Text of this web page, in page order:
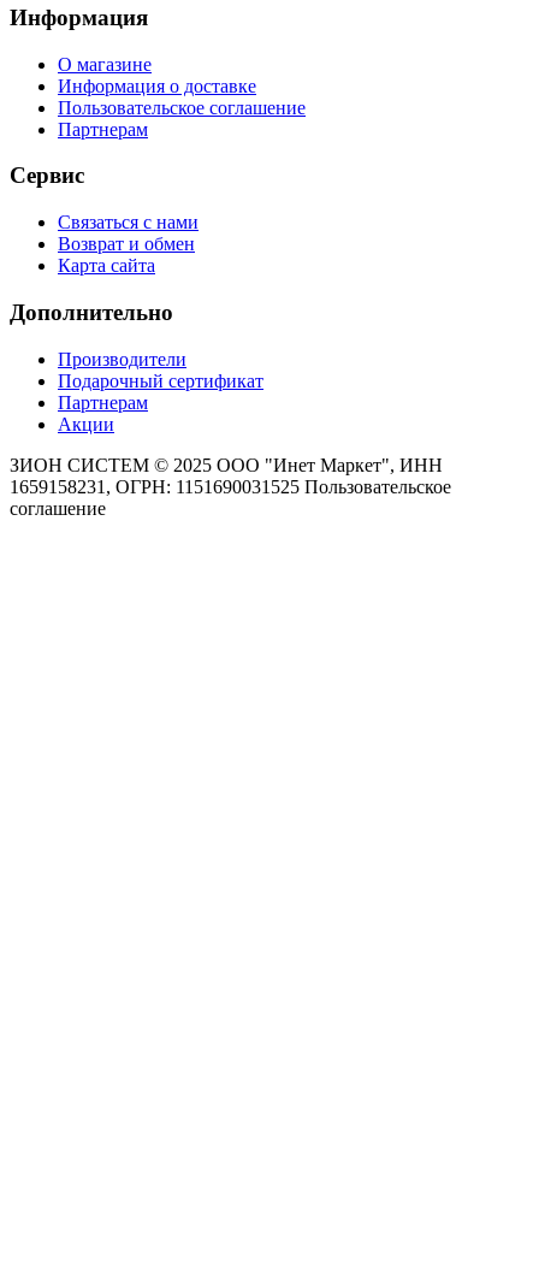
Информация
О магазине
Информация о доставке
Пользовательское соглашение
Партнерам
Сервис
Связаться с нами
Возврат и обмен
Карта сайта
Дополнительно
Производители
Подарочный сертификат
Партнерам
Акции
ЗИОН СИСТЕМ © 2025 ООО "Инет Маркет", ИНН
1659158231, ОГРН: 1151690031525 Пользовательское
соглашение